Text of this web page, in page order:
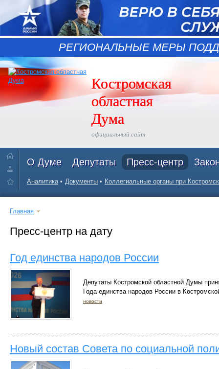
РЕГИОНАЛЬНЫЕ МЕРЫ
Костромская
областная
Дума
официальный сайт
О Думе Депутаты Пресс-центр
Аналитика Документы Коллегиальные органы при
Главная
Пресс-центр на дату
Год единства народов России
Депутаты Костромской областной Думы
Года единства народов России в
новости
Новый состав Совета по социальной